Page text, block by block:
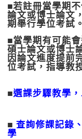
■若註冊當學期
論文或博士論文
期舉行學位考試。
■當學期有可能
碩士論文或博士
因論文進度提前
位考試，指導教
■選課步驟教學
■ 查詢修課記錄
學